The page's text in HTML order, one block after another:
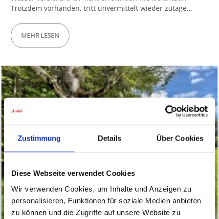
Zustimmung Details Über Cookies
Diese Webseite verwendet Cookies
Wir verwenden Cookies, um Inhalte und Anzeigen zu
personalisieren, Funktionen für soziale Medien anbieten
zu können und die Zugriffe auf unsere Website zu
Trotzdem vorhanden, tritt unvermittelt wieder zutage…
MEHR LESEN